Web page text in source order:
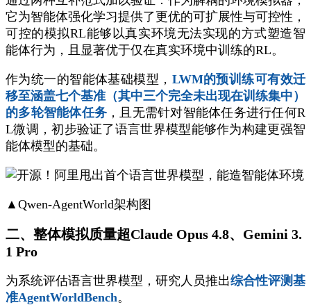
它为智能体强化学习提供了更优的可扩展性与可控性，
可控的模拟RL能够以真实环境无法实现的方式塑造智
能体行为，且显著优于仅在真实环境中训练的RL。
作为统一的智能体基础模型， LWM的预训练可有效迁
移至涵盖七个基准（其中三个完全未出现在训练集中）
的多轮智能体任务 ，且无需针对智能体任务进行任何R
L微调，初步验证了语言世界模型能够作为构建更强智
能体模型的基础。
▲Qwen-AgentWorld架构图
二、整体模拟质量超Claude Opus 4.8、Gemini 3.
1 Pro
为系统评估语言世界模型，研究人员推出综合性评测基
准AgentWorldBench。